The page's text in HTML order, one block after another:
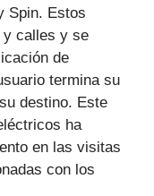
Spin. Estos
y calles y se
de
termina su
destino. Este
ha
en las visitas
con los